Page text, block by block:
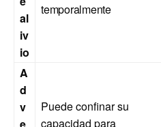
al
iv
io
temporalmente
A
d
v
Puede confinar su
capacidad para